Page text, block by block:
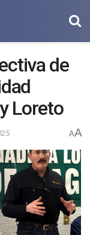
de
Loreto
AA